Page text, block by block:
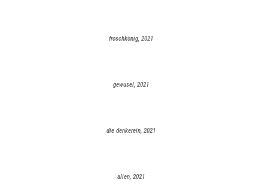
froschkönig, 2021
gewusel, 2021
die denkerein, 2021
alien, 2021